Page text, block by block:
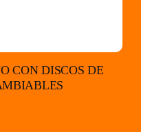
CON DISCOS DE